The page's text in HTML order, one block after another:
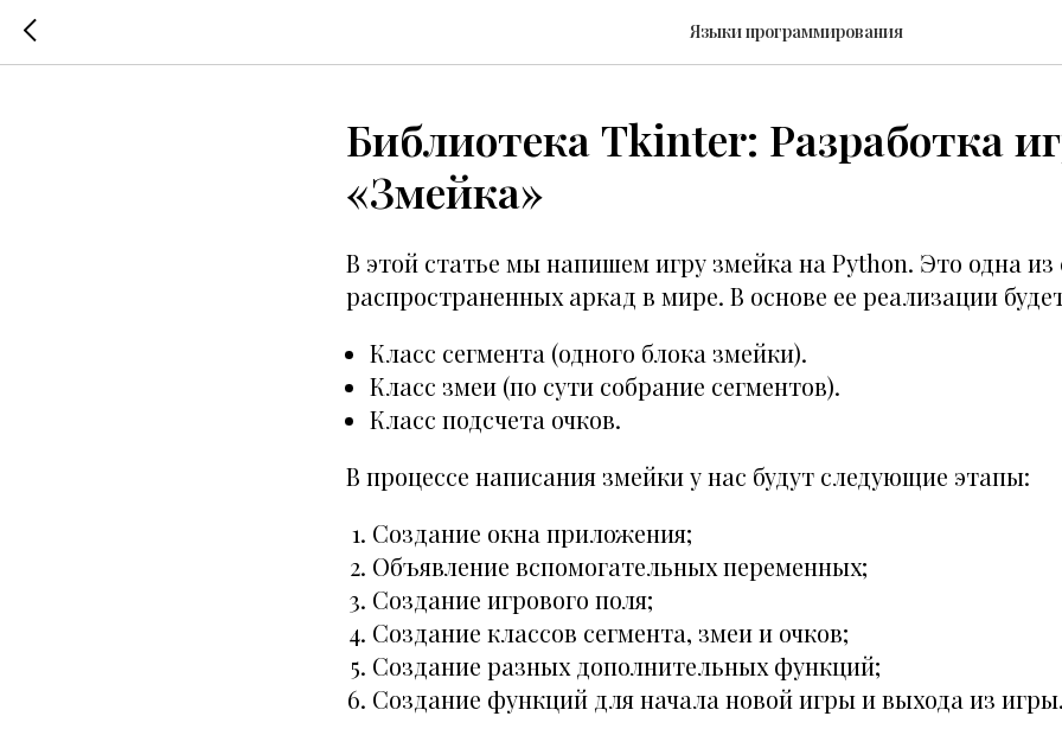
Языки программирования
Библиотека Tkinter: Разработка
«Змейка»
В этой статье мы напишем игру змейка на Python. Это одна
распространенных аркад в мире. В основе ее реализации
Класс сегмента (одного блока змейки).
Класс змеи (по сути собрание сегментов).
Класс подсчета очков.
В процессе написания змейки у нас будут следующие этапы:
Создание окна приложения;
Объявление вспомогательных переменных;
Создание игрового поля;
Создание классов сегмента, змеи и очков;
Создание разных дополнительных функций;
Создание функций для начала новой игры и выхода из игры.